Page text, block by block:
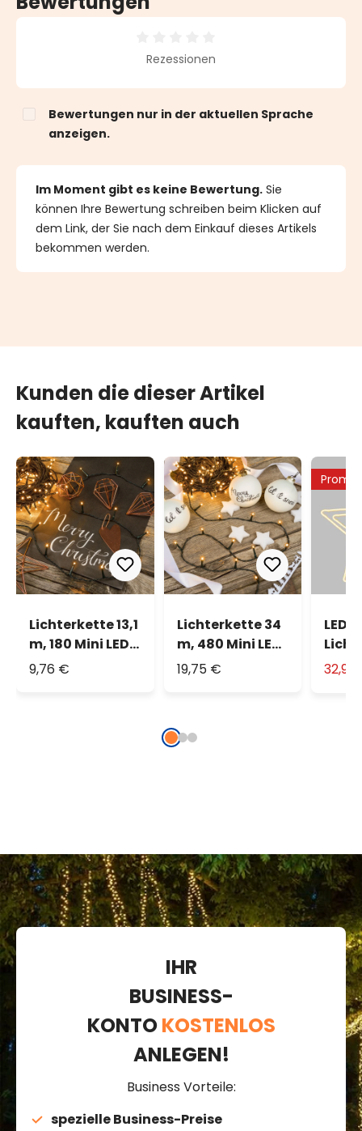
Durchschnittliche Bewertung von 0 von 5 Sternen
Rezessionen
Bewertungen nur in der aktuellen Sprache
anzeigen.
Im Moment gibt es keine Bewertung. Sie
können Ihre Bewertung schreiben beim Klicken auf
dem Link, der Sie nach dem Einkauf dieses Artikels
bekommen werden.
Kunden die dieser Artikel
kauften, kauften auch
Lichterkette 13,1
m, 180 Mini LEDs
extra
9,76 €
Lichterkette 34
m, 480 Mini LEDs
extra
19,75 €
Promo
LED-
IHR
BUSINESS-
KONTOKOSTENLOS
ANLEGEN!
Business Vorteile:
spezielle Business-Preise